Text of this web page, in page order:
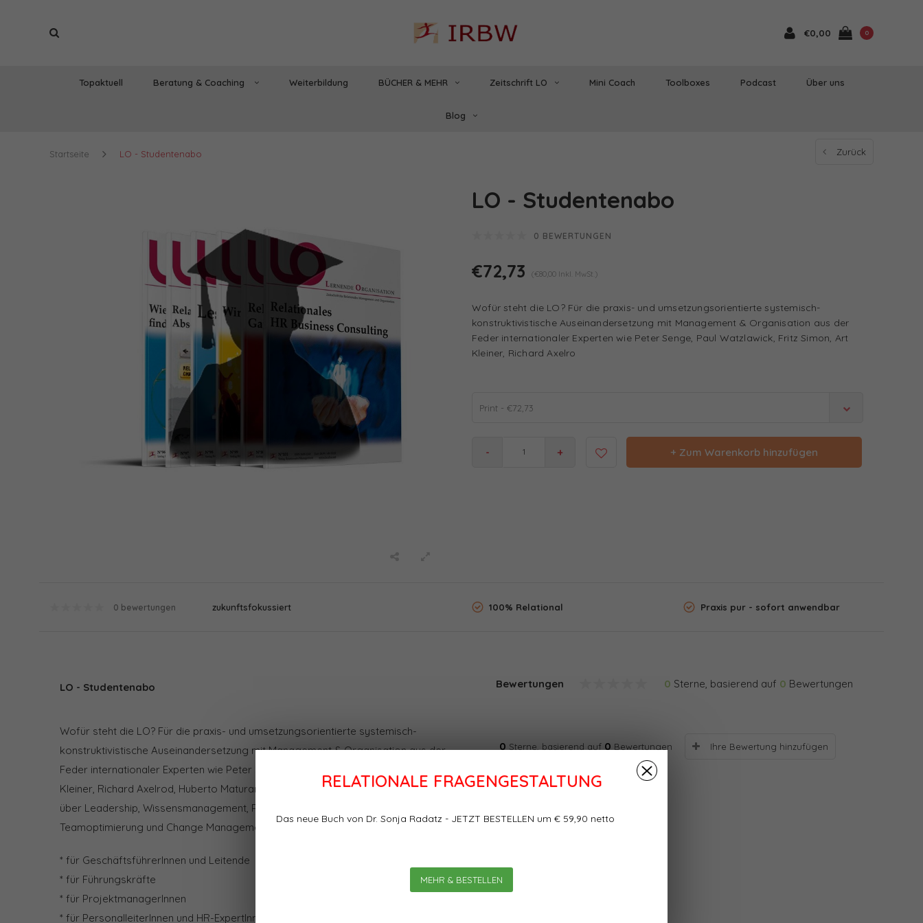
RELATIONALE FRAGENGESTALTUNG
Das neue Buch von Dr. Sonja Radatz - JETZT BESTELLEN um € 59,90 netto
MEHR & BESTELLEN
€0,00 0
Topaktuell Beratung & Coaching Weiterbildung BÜCHER & MEHR Zeitschrift LO Mini Coach Toolboxes Podcast Über uns
Blog
Startseite LO - Studentenabo Zurück
LO - Studentenabo
0 BEWERTUNGEN
€72,73 (€80,00 Inkl. MwSt.)
Wofür steht die LO? Für die praxis- und umsetzungsorientierte systemisch-
konstruktivistische Auseinandersetzung mit Management & Organisation aus der
Feder internationaler Experten wie Peter Senge, Paul Watzlawick, Fritz Simon, Art
Kleiner, Richard Axelro
Print - €72,73
- + + Zum Warenkorb hinzufügen
0 bewertungen zukunftsfokussiert 100% Relational Praxis pur - sofort anwendbar
LO - Studentenabo
Wofür steht die LO? Für die praxis- und umsetzungsorientierte systemisch-
konstruktivistische Auseinandersetzung mit Management & Organisation aus der
Feder internationaler Experten wie Peter Senge, Paul Watzlawick, Fritz Simon, Art
Kleiner, Richard Axelrod, Huberto Maturana etc. Aber auch Praktiker schreiben u.a.
über Leadership, Wissensmanagement, Personalentwicklungswerkzeuge,
Teamoptimierung und Change Management. Für wen ist sie da?
* für GeschäftsführerInnen und Leitende
* für Führungskräfte
* für ProjektmanagerInnen
* für PersonalleiterInnen und HR-ExpertInnen
Bewertungen 0 Sterne, basierend auf 0 Bewertungen
0 Sterne, basierend auf 0 Bewertungen Ihre Bewertung hinzufügen